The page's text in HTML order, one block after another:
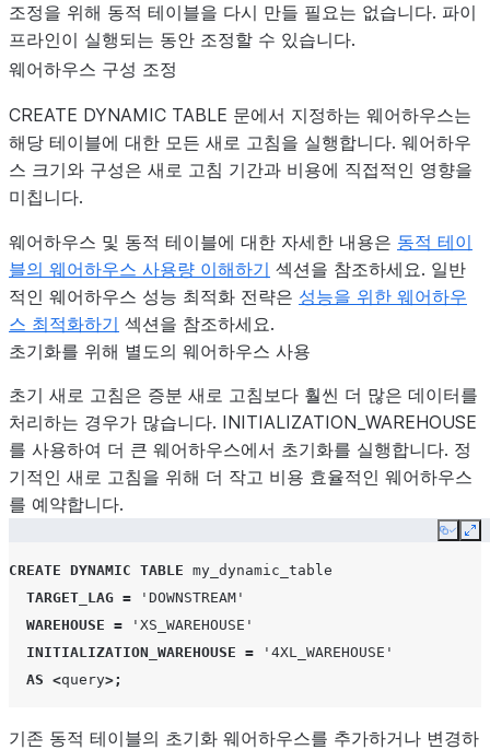
조정을 위해 동적 테이블을 다시 만들 필요는 없습니다. 파이
프라인이 실행되는 동안 조정할 수 있습니다.
웨어하우스 구성 조정
CREATE DYNAMIC TABLE 문에서 지정하는 웨어하우스는
해당 테이블에 대한 모든 새로 고침을 실행합니다. 웨어하우
스 크기와 구성은 새로 고침 기간과 비용에 직접적인 영향을
미칩니다.
웨어하우스 및 동적 테이블에 대한 자세한 내용은 동적 테이
블의 웨어하우스 사용량 이해하기 섹션을 참조하세요. 일반
적인 웨어하우스 성능 최적화 전략은 성능을 위한 웨어하우
스 최적화하기 섹션을 참조하세요.
초기화를 위해 별도의 웨어하우스 사용
초기 새로 고침은 증분 새로 고침보다 훨씬 더 많은 데이터를
처리하는 경우가 많습니다. INITIALIZATION_WAREHOUSE
를 사용하여 더 큰 웨어하우스에서 초기화를 실행합니다. 정
기적인 새로 고침을 위해 더 작고 비용 효율적인 웨어하우스
를 예약합니다.
Copy
CREATE DYNAMIC TABLE my_dynamic_table
TARGET_LAG =
'DOWNSTREAM'
WAREHOUSE =
'XS_WAREHOUSE'
INITIALIZATION_WAREHOUSE =
'4XL_WAREHOUSE'
AS <query>;
기존 동적 테이블의 초기화 웨어하우스를 추가하거나 변경하